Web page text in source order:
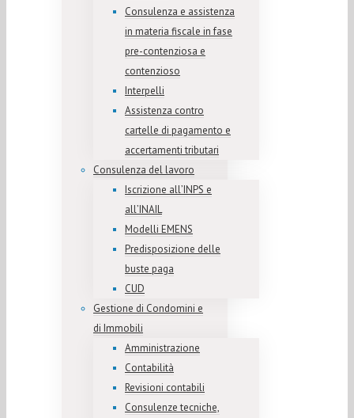
Consulenza e assistenza
in materia fiscale in fase
pre-contenziosa e
contenzioso
Interpelli
Assistenza contro
cartelle di pagamento e
accertamenti tributari
Consulenza del lavoro
Iscrizione all’INPS e
all’INAIL
Modelli EMENS
Predisposizione delle
buste paga
CUD
Gestione di Condomini e
di Immobili
Amministrazione
Contabilità
Revisioni contabili
Consulenze tecniche,